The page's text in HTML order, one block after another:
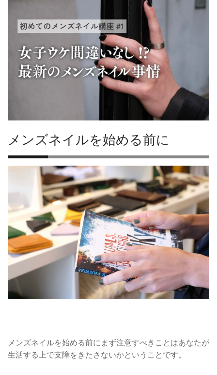
メンズネイルを始める前に
メンズネイルを始める前にまず注意すべきことはあなたが
生活する上で支障をきたさないかということです。